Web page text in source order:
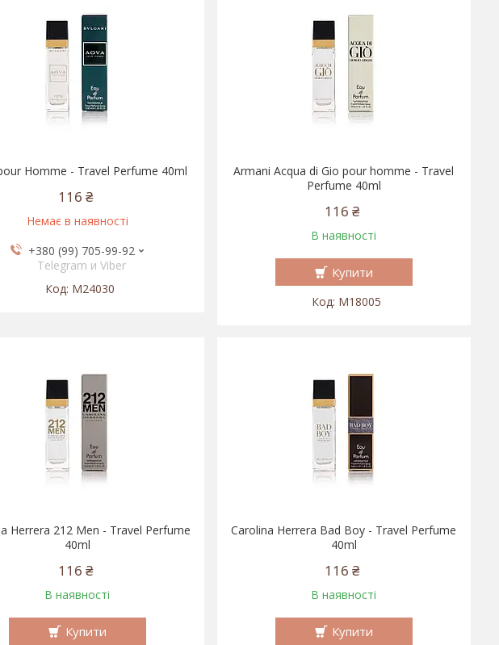
Homme - Travel Perfume 40ml
116 ₴
Немає в наявності
+380 (99) 705-99-92
Telegram и Viber
M24030
Armani Acqua di Gio pour homme - Travel
Perfume 40ml
116 ₴
В наявності
Купити
M18005
Herrera 212 Men - Travel Perfume
40ml
116 ₴
В наявності
Купити
Carolina Herrera Bad Boy - Travel Perfume
40ml
116 ₴
В наявності
Купити